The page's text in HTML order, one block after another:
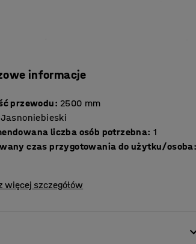
informacje
przewodu: 2500 mm
Jasnoniebieski
liczba osób potrzebna: 1
czas przygotowania do użytku/osoba:
więcej szczegółów